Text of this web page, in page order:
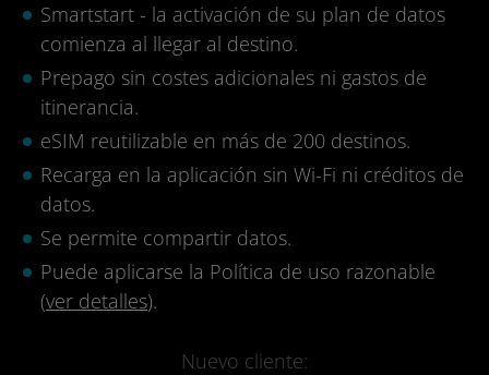
Smartstart - la activación de su plan de datos
comienza al llegar al destino.
Prepago sin costes adicionales ni gastos de
itinerancia.
eSIM reutilizable en más de 200 destinos.
Recarga en la aplicación sin Wi-Fi ni créditos de
datos.
Se permite compartir datos.
Puede aplicarse la Política de uso razonable
(ver detalles).
Nuevo cliente: